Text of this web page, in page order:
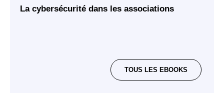
La cybersécurité dans les associations
TOUS LES EBOOKS